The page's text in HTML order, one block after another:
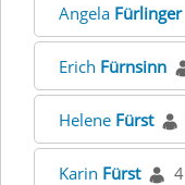
Angela Fürlinger
Erich Fürnsinn
Helene Fürst
Karin Fürst 4